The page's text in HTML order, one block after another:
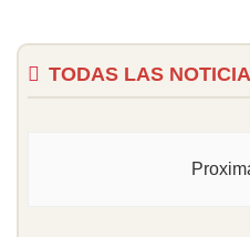
TODAS LAS